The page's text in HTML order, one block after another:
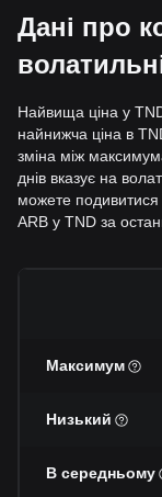
Дані про
Найвища ціна у
найнижча ціна в
зміна між
днів вказує на
можете подивитися
ARB у TND за
Максимум
Низький
В середньому